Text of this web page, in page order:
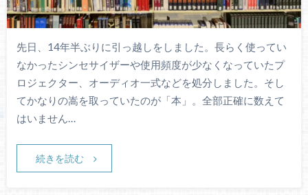
先日、14年半ぶりに引っ越しをしました。長らく使ってい
なかったシンセサイザーや使用頻度が少なくなっていたプ
ロジェクター、オーディオ一式などを処分しました。そし
てかなりの嵩を取っていたのが「本」。全部正確に数えて
はいません…
続きを読む